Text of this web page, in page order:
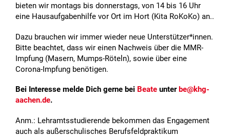
bieten wir montags bis donnerstags, von 14 bis 16 Uhr
eine Hausaufgabenhilfe vor Ort im Hort (Kita RoKoKo) an..
Dazu brauchen wir immer wieder neue Unterstützer*innen.
Bitte beachtet, dass wir einen Nachweis über die MMR-
Impfung (Masern, Mumps-Röteln), sowie über eine
Corona-Impfung benötigen.
Bei Interesse melde Dich gerne bei Beate unterbe@khg-
aachen.de.
Anm.: Lehramtsstudierende bekommen das Engagement
auch als außerschulisches Berufsfeldpraktikum